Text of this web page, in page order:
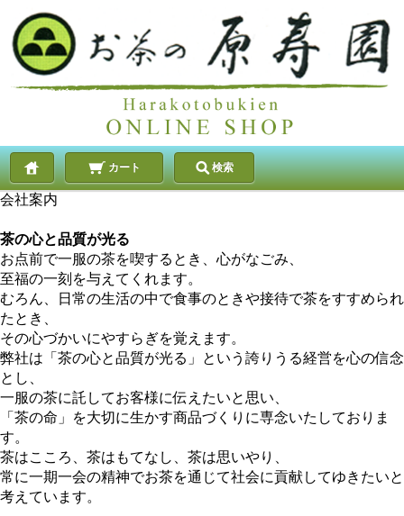
カート 検索
会社案内
茶の心と品質が光る
お点前で一服の茶を喫するとき、心がなごみ、
至福の一刻を与えてくれます。
むろん、日常の生活の中で食事のときや接待で茶をすすめられ
たとき、
その心づかいにやすらぎを覚えます。
弊社は「茶の心と品質が光る」という誇りうる経営を心の信念
とし、
一服の茶に託してお客様に伝えたいと思い、
「茶の命」を大切に生かす商品づくりに専念いたしておりま
す。
茶はこころ、茶はもてなし、茶は思いやり、
常に一期一会の精神でお茶を通じて社会に貢献してゆきたいと
考えています。